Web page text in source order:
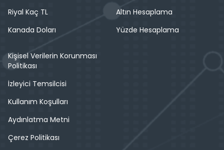
Riyal Kaç TL
Kanada Doları
Altın Hesaplama
Yüzde Hesaplama
Kişisel Verilerin Korunması
Politikası
İzleyici Temsilcisi
Kullanım Koşulları
Aydınlatma Metni
Çerez Politikası